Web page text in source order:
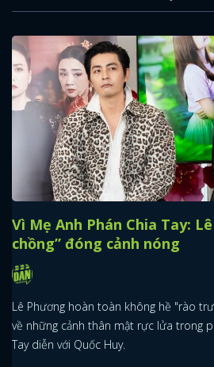
Vì Mẹ Anh Phán Chia Tay:
chồng” đóng cảnh nóng
Lê Phương hoàn toàn không hề "rào
về những cảnh thân mật rực lửa trong
Tay diễn với Quốc Huy.